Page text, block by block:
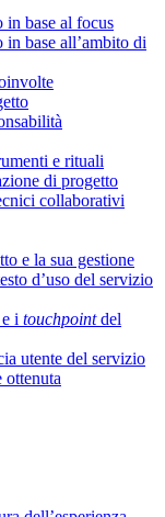
base al focus
base all’ambito di
e rituali
di progetto
collaborativi
e la sua gestione
d’uso del servizio
i touchpointdel
utente del servizio
ottenuta